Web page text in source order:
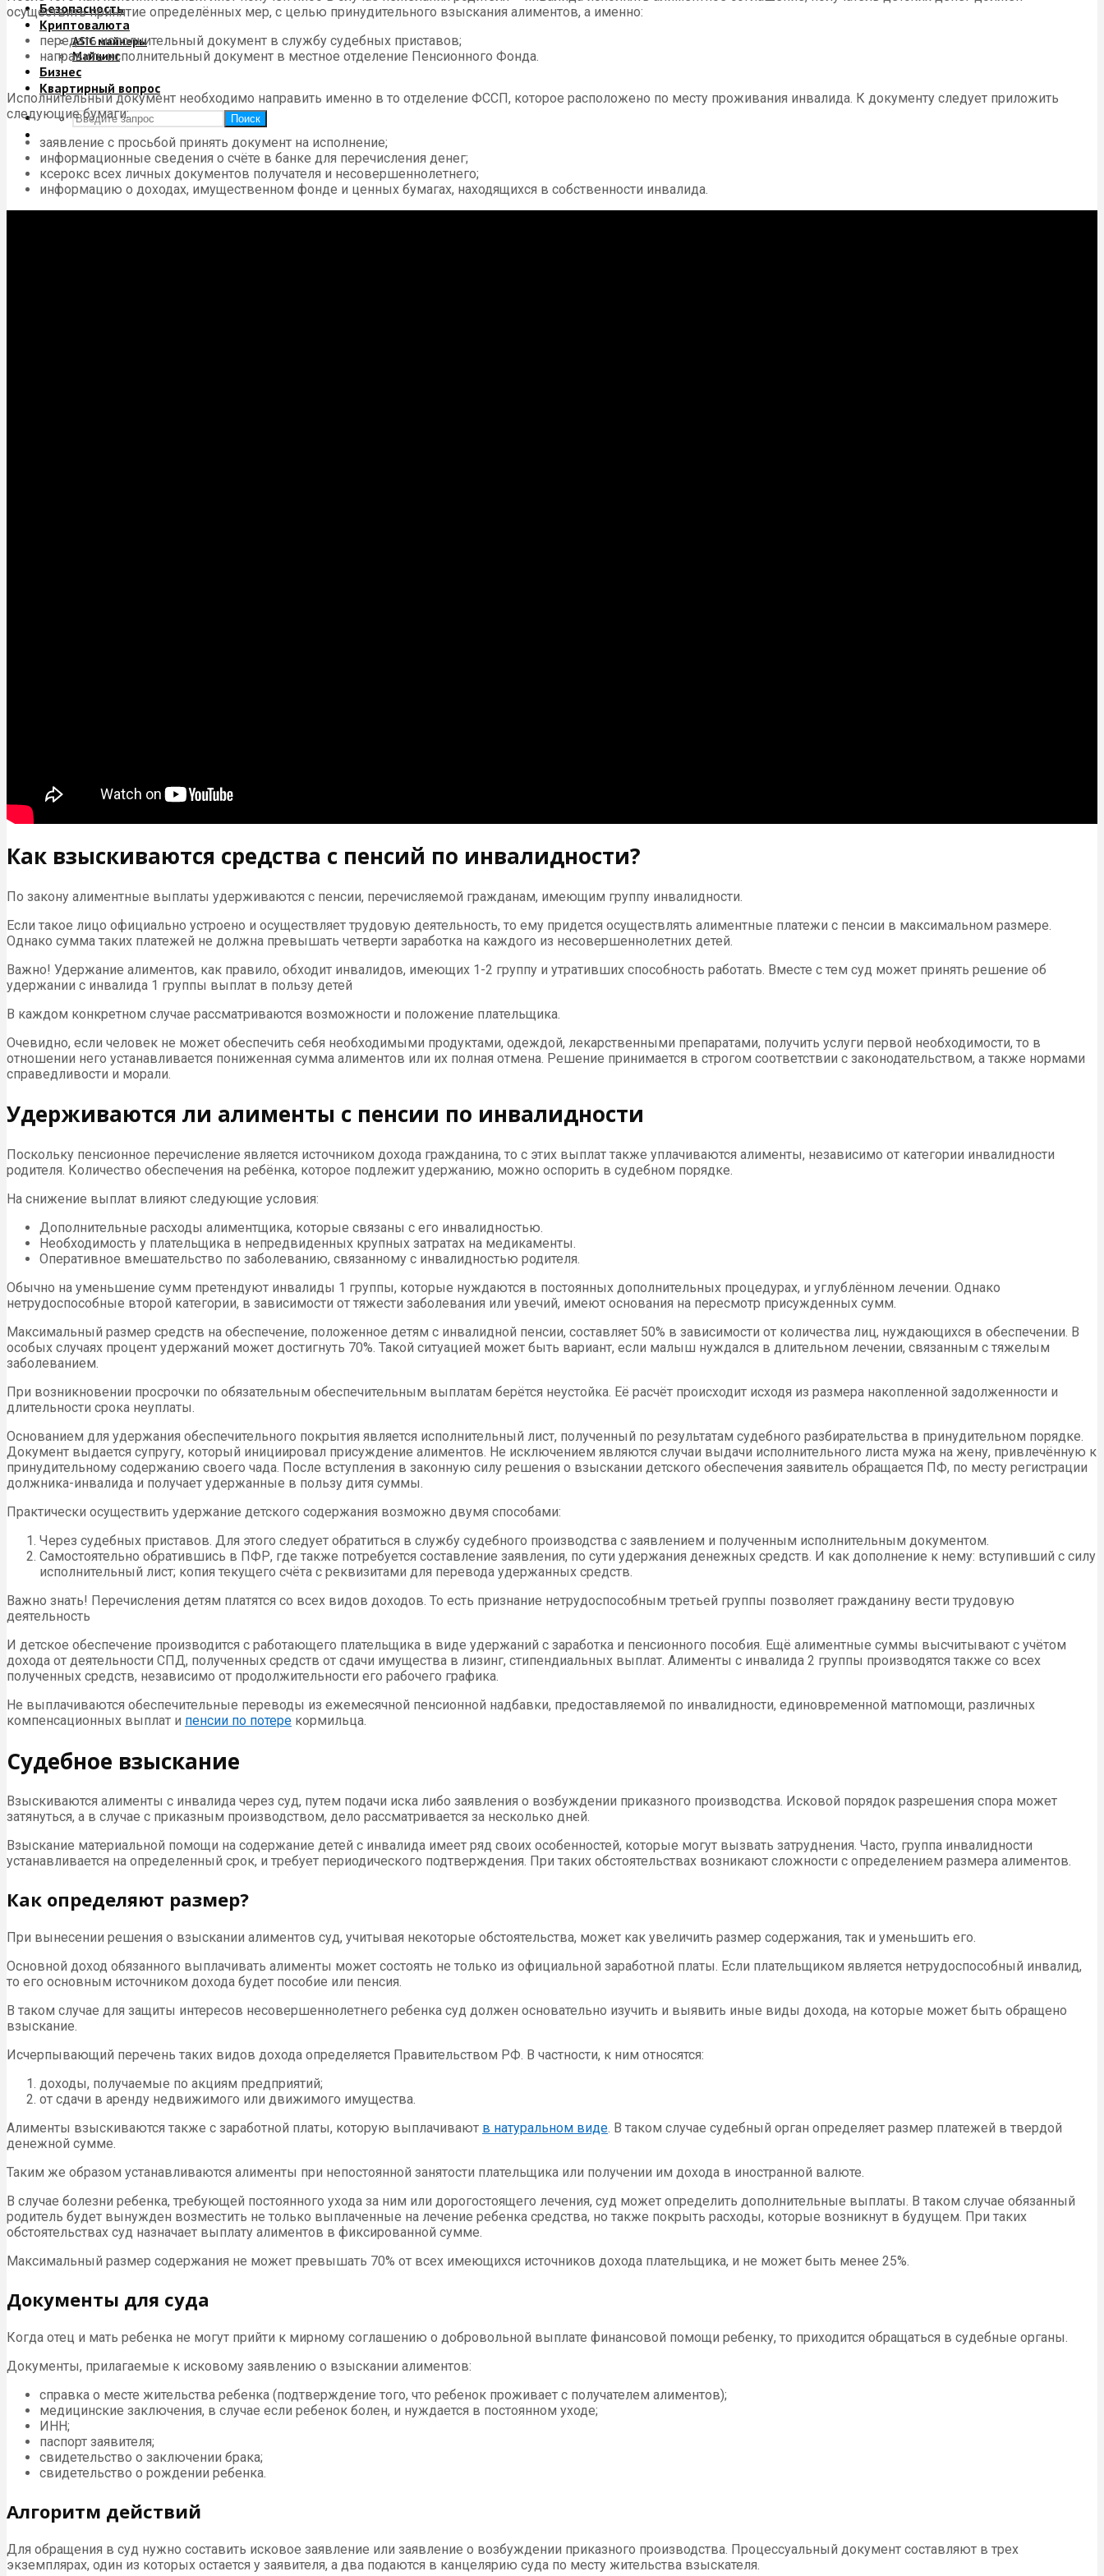
Безопасность
Криптовалюта
ASIC майнеры
Майнинг
Бизнес
Квартирный вопрос
Поиск
осуществить принятие определённых мер, с целью принудительного взыскания алиментов, а именно:
передать исполнительный документ в службу судебных приставов;
направить исполнительный документ в местное отделение Пенсионного Фонда.
Исполнительный документ необходимо направить именно в то отделение ФССП, которое расположено по месту проживания инвалида. К документу следует приложить
следующие бумаги:
заявление с просьбой принять документ на исполнение;
информационные сведения о счёте в банке для перечисления денег;
ксерокс всех личных документов получателя и несовершеннолетнего;
информацию о доходах, имущественном фонде и ценных бумагах, находящихся в собственности инвалида.
Как взыскиваются средства с пенсий по инвалидности?
По закону алиментные выплаты удерживаются с пенсии, перечисляемой гражданам, имеющим группу инвалидности.
Если такое лицо официально устроено и осуществляет трудовую деятельность, то ему придется осуществлять алиментные платежи с пенсии в максимальном размере.
Однако сумма таких платежей не должна превышать четверти заработка на каждого из несовершеннолетних детей.
Важно! Удержание алиментов, как правило, обходит инвалидов, имеющих 1-2 группу и утративших способность работать. Вместе с тем суд может принять решение об
удержании с инвалида 1 группы выплат в пользу детей
В каждом конкретном случае рассматриваются возможности и положение плательщика.
Очевидно, если человек не может обеспечить себя необходимыми продуктами, одеждой, лекарственными препаратами, получить услуги первой необходимости, то в
отношении него устанавливается пониженная сумма алиментов или их полная отмена. Решение принимается в строгом соответствии с законодательством, а также нормами
справедливости и морали.
Удерживаются ли алименты с пенсии по инвалидности
Поскольку пенсионное перечисление является источником дохода гражданина, то с этих выплат также уплачиваются алименты, независимо от категории инвалидности
родителя. Количество обеспечения на ребёнка, которое подлежит удержанию, можно оспорить в судебном порядке.
На снижение выплат влияют следующие условия:
Дополнительные расходы алиментщика, которые связаны с его инвалидностью.
Необходимость у плательщика в непредвиденных крупных затратах на медикаменты.
Оперативное вмешательство по заболеванию, связанному с инвалидностью родителя.
Обычно на уменьшение сумм претендуют инвалиды 1 группы, которые нуждаются в постоянных дополнительных процедурах, и углублённом лечении. Однако
нетрудоспособные второй категории, в зависимости от тяжести заболевания или увечий, имеют основания на пересмотр присужденных сумм.
Максимальный размер средств на обеспечение, положенное детям с инвалидной пенсии, составляет 50% в зависимости от количества лиц, нуждающихся в обеспечении. В
особых случаях процент удержаний может достигнуть 70%. Такой ситуацией может быть вариант, если малыш нуждался в длительном лечении, связанным с тяжелым
заболеванием.
При возникновении просрочки по обязательным обеспечительным выплатам берётся неустойка. Её расчёт происходит исходя из размера накопленной задолженности и
длительности срока неуплаты.
Основанием для удержания обеспечительного покрытия является исполнительный лист, полученный по результатам судебного разбирательства в принудительном порядке.
Документ выдается супругу, который инициировал присуждение алиментов. Не исключением являются случаи выдачи исполнительного листа мужа на жену, привлечённую к
принудительному содержанию своего чада. После вступления в законную силу решения о взыскании детского обеспечения заявитель обращается ПФ, по месту регистрации
должника-инвалида и получает удержанные в пользу дитя суммы.
Практически осуществить удержание детского содержания возможно двумя способами:
Через судебных приставов. Для этого следует обратиться в службу судебного производства с заявлением и полученным исполнительным документом.
Самостоятельно обратившись в ПФР, где также потребуется составление заявления, по сути удержания денежных средств. И как дополнение к нему: вступивший с силу
исполнительный лист; копия текущего счёта с реквизитами для перевода удержанных средств.
Важно знать! Перечисления детям платятся со всех видов доходов. То есть признание нетрудоспособным третьей группы позволяет гражданину вести трудовую
деятельность
И детское обеспечение производится с работающего плательщика в виде удержаний с заработка и пенсионного пособия. Ещё алиментные суммы высчитывают с учётом
дохода от деятельности СПД, полученных средств от сдачи имущества в лизинг, стипендиальных выплат. Алименты с инвалида 2 группы производятся также со всех
полученных средств, независимо от продолжительности его рабочего графика.
Не выплачиваются обеспечительные переводы из ежемесячной пенсионной надбавки, предоставляемой по инвалидности, единовременной матпомощи, различных
компенсационных выплат и пенсии по потере кормильца.
Судебное взыскание
Взыскиваются алименты с инвалида через суд, путем подачи иска либо заявления о возбуждении приказного производства. Исковой порядок разрешения спора может
затянуться, а в случае с приказным производством, дело рассматривается за несколько дней.
Взыскание материальной помощи на содержание детей с инвалида имеет ряд своих особенностей, которые могут вызвать затруднения. Часто, группа инвалидности
устанавливается на определенный срок, и требует периодического подтверждения. При таких обстоятельствах возникают сложности с определением размера алиментов.
Как определяют размер?
При вынесении решения о взыскании алиментов суд, учитывая некоторые обстоятельства, может как увеличить размер содержания, так и уменьшить его.
Основной доход обязанного выплачивать алименты может состоять не только из официальной заработной платы. Если плательщиком является нетрудоспособный инвалид,
то его основным источником дохода будет пособие или пенсия.
В таком случае для защиты интересов несовершеннолетнего ребенка суд должен основательно изучить и выявить иные виды дохода, на которые может быть обращено
взыскание.
Исчерпывающий перечень таких видов дохода определяется Правительством РФ. В частности, к ним относятся:
доходы, получаемые по акциям предприятий;
от сдачи в аренду недвижимого или движимого имущества.
Алименты взыскиваются также с заработной платы, которую выплачивают в натуральном виде. В таком случае судебный орган определяет размер платежей в твердой
денежной сумме.
Таким же образом устанавливаются алименты при непостоянной занятости плательщика или получении им дохода в иностранной валюте.
В случае болезни ребенка, требующей постоянного ухода за ним или дорогостоящего лечения, суд может определить дополнительные выплаты. В таком случае обязанный
родитель будет вынужден возместить не только выплаченные на лечение ребенка средства, но также покрыть расходы, которые возникнут в будущем. При таких
обстоятельствах суд назначает выплату алиментов в фиксированной сумме.
Максимальный размер содержания не может превышать 70% от всех имеющихся источников дохода плательщика, и не может быть менее 25%.
Документы для суда
Когда отец и мать ребенка не могут прийти к мирному соглашению о добровольной выплате финансовой помощи ребенку, то приходится обращаться в судебные органы.
Документы, прилагаемые к исковому заявлению о взыскании алиментов:
справка о месте жительства ребенка (подтверждение того, что ребенок проживает с получателем алиментов);
медицинские заключения, в случае если ребенок болен, и нуждается в постоянном уходе;
ИНН;
паспорт заявителя;
свидетельство о заключении брака;
свидетельство о рождении ребенка.
Алгоритм действий
Для обращения в суд нужно составить исковое заявление или заявление о возбуждении приказного производства. Процессуальный документ составляют в трех
экземплярах, один из которых остается у заявителя, а два подаются в канцелярию суда по месту жительства взыскателя.